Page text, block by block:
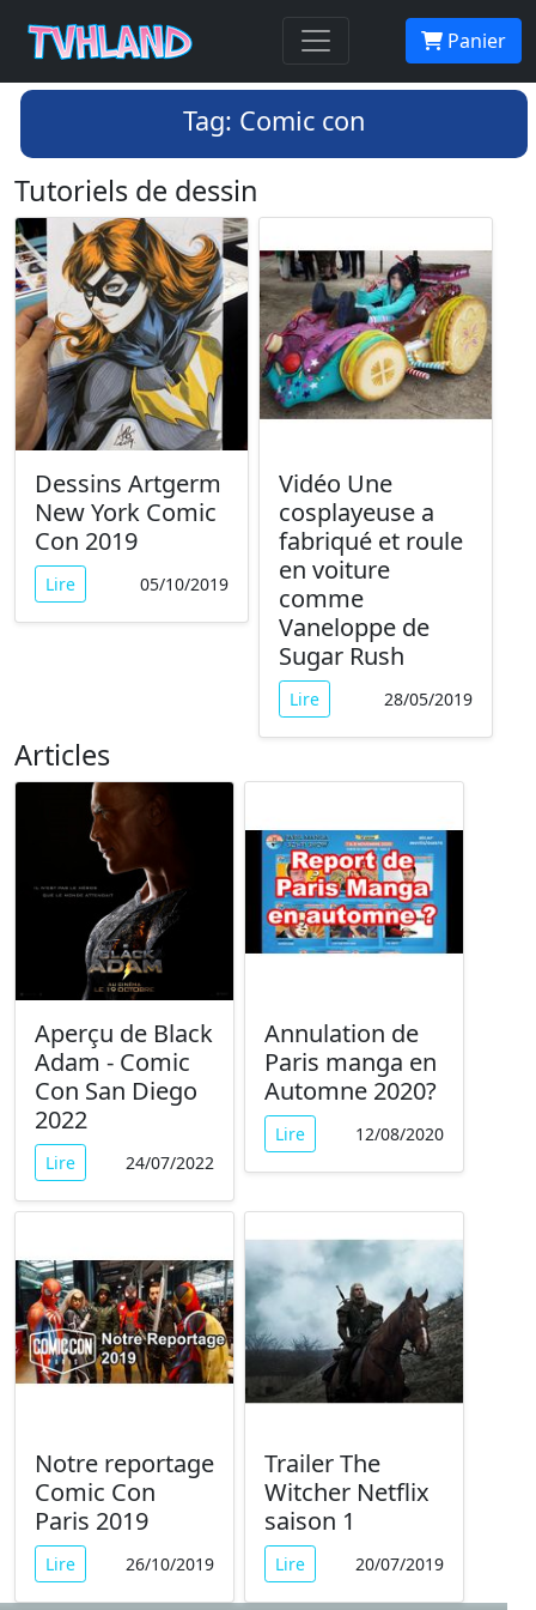
Panier
Tag: Comic con
Tutoriels de dessin
Dessins Artgerm
New York Comic
Con 2019
Lire 05/10/2019
Vidéo Une
cosplayeuse a
fabriqué et roule
en voiture
comme
Vaneloppe de
Sugar Rush
Lire 28/05/2019
Articles
Aperçu de Black
Adam - Comic
Con San Diego
2022
Lire 24/07/2022
Annulation de
Paris manga en
Automne 2020?
Lire 12/08/2020
Notre reportage
Comic Con
Paris 2019
Lire 26/10/2019
Trailer The
Witcher Netflix
saison 1
Lire 20/07/2019